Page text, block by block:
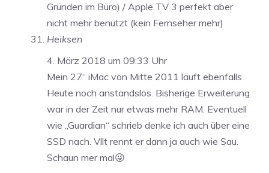
Gründen im Büro) / Apple TV 3 perfekt aber
nicht mehr benutzt (kein Fernseher mehr)
Heiksen
4. März 2018 um 09:33 Uhr
Mein 27“ iMac von Mitte 2011 läuft ebenfalls
Heute noch anstandslos. Bisherige Erweiterung
war in der Zeit nur etwas mehr RAM. Eventuell
wie „Guardian“ schrieb denke ich auch über eine
SSD nach. Vllt rennt er dann ja auch wie Sau.
Schaun mer mal😜